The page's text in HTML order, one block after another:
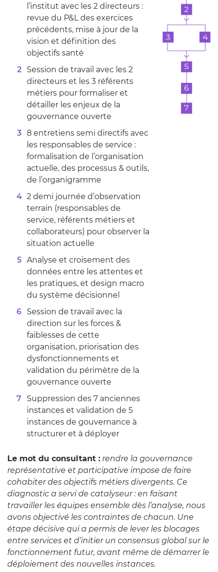
l’institut avec les 2 directeurs :
revue du P&L des exercices
précédents, mise à jour de la
vision et définition des
objectifs santé
Session de travail avec les 2
directeurs et les 3 référents
métiers pour formaliser et
détailler les enjeux de la
gouvernance ouverte
8 entretiens semi directifs avec
les responsables de service :
formalisation de l’organisation
actuelle, des processus & outils,
de l’organigramme
2 demi journée d’observation
terrain (responsables de
service, référents métiers et
collaborateurs) pour observer la
situation actuelle
Analyse et croisement des
données entre les attentes et
les pratiques, et design macro
du système décisionnel
Session de travail avec la
direction sur les forces &
faiblesses de cette
organisation, priorisation des
dysfonctionnements et
validation du périmètre de la
gouvernance ouverte
Suppression des 7 anciennes
instances et validation de 5
instances de gouvernance à
structurer et à déployer
Le mot du consultant : rendre la gouvernance
représentative et participative impose de faire
cohabiter des objectifs métiers divergents. Ce
diagnostic a servi de catalyseur : en faisant
travailler les équipes ensemble dès l’analyse, nous
avons objectivé les contraintes de chacun. Une
étape décisive qui a permis de lever les blocages
entre services et d’initier un consensus global sur le
fonctionnement futur, avant même de démarrer le
déploiement des nouvelles instances.